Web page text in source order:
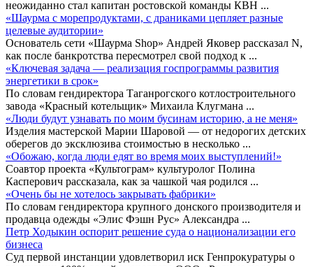
неожиданно стал капитан ростовской команды КВН ...
«Шаурма с морепродуктами, с драниками цепляет разные
целевые аудитории»
Основатель сети «Шаурма Shop» Андрей Яковер рассказал N,
как после банкротства пересмотрел свой подход к ...
«Ключевая задача — реализация госпрограммы развития
энергетики в срок»
По словам гендиректора Таганрогского котлостроительного
завода «Красный котельщик» Михаила Клугмана ...
«Люди будут узнавать по моим бусинам историю, а не меня»
Изделия мастерской Марии Шаровой — от недорогих детских
оберегов до эксклюзива стоимостью в несколько ...
«Обожаю, когда люди едят во время моих выступлений!»
Соавтор проекта «Культограм» культуролог Полина
Касперович рассказала, как за чашкой чая родился ...
«Очень бы не хотелось закрывать фабрики»
По словам гендиректора крупного донского производителя и
продавца одежды «Элис Фэшн Рус» Александра ...
Петр Ходыкин оспорит решение суда о национализации его
бизнеса
Суд первой инстанции удовлетворил иск Генпрокуратуры о